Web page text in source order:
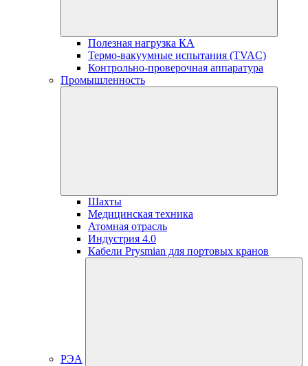
Полезная нагрузка КА
Термо-вакуумные испытания (TVAC)
Контрольно-проверочная аппаратура
Промышленность
Шахты
Медицинская техника
Атомная отрасль
Индустрия 4.0
Кабели Prysmian для портовых кранов
РЭА